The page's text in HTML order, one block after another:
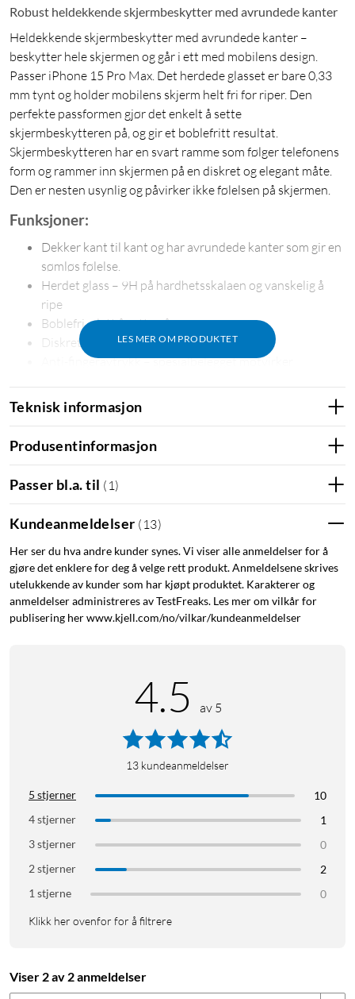
Robust heldekkende skjermbeskytter med avrundede kanter
Heldekkende skjermbeskytter med avrundede kanter –
beskytter hele skjermen og går i ett med mobilens design.
Passer iPhone 15 Pro Max. Det herdede glasset er bare 0,33
mm tynt og holder mobilens skjerm helt fri for riper. Den
perfekte passformen gjør det enkelt å sette
skjermbeskytteren på, og gir et boblefritt resultat.
Skjermbeskytteren har en svart ramme som følger telefonens
form og rammer inn skjermen på en diskret og elegant måte.
Den er nesten usynlig og påvirker ikke følelsen på skjermen.
LES MER OM PRODUKTET
Funksjoner:
Dekker kant til kant og har avrundede kanter som gir en
sømløs følelse.
Herdet glass – 9H på hardhetsskalaen og vanskelig å
ripe
Boblefri – lett å sette på
Diskret – bare 0,33 mm tynn
Anti-fingeravtrykk – spesialbelegget motvirker
Glatt og responsiv – skjermen beholder sine egenskaper
I pakken
Skjermbeskytter i herdet glass
Mikrofiberklut
Rengjøringsmiddel
Monteringsguider
Teknisk informasjon
Produsentinformasjon
Passer bl.a. til ( 1 )
Kundeanmeldelser ( 13)
Her ser du hva andre kunder synes. Vi viser alle anmeldelser for å
gjøre det enklere for deg å velge rett produkt. Anmeldelsene skrives
utelukkende av kunder som har kjøpt produktet. Karakterer og
anmeldelser administreres av TestFreaks. Les mer om vilkår for
publisering her www.kjell.com/no/vilkar/kundeanmeldelser
4.5 av 5
13 kundeanmeldelser
5 stjerner
10
4 stjerner
1
3 stjerner
0
2 stjerner
2
1 stjerne
0
Klikk her ovenfor for å filtrere
Viser 2 av 2 anmeldelser